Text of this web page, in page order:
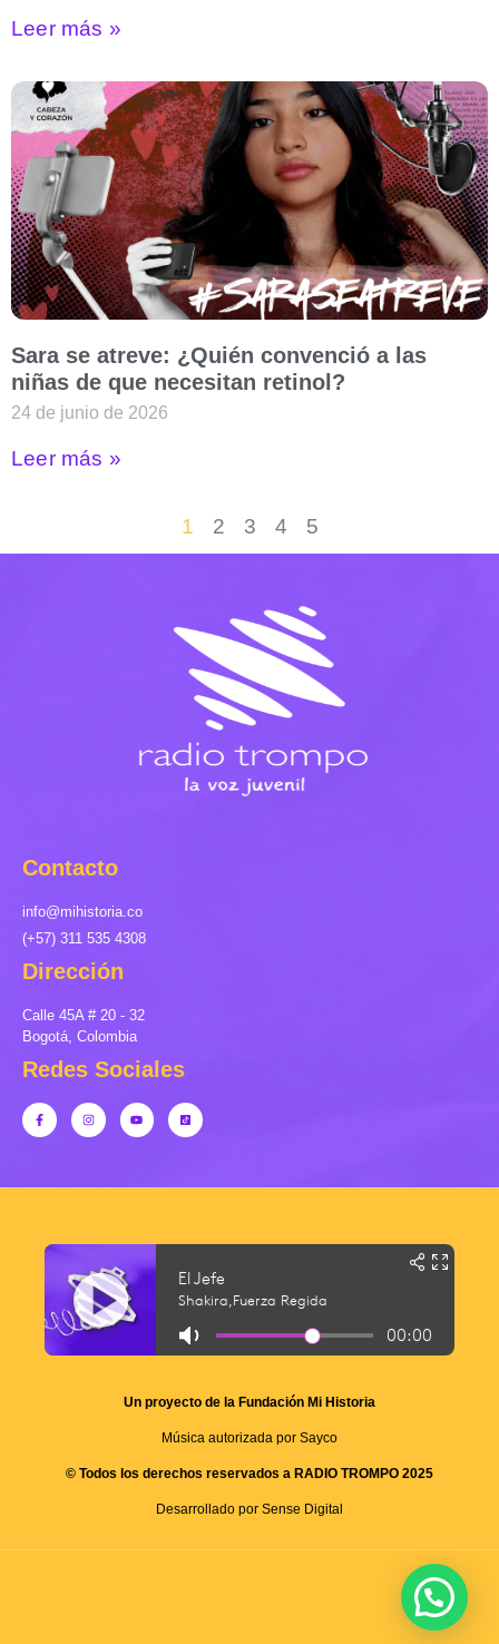
Leer más »
Sara se atreve: ¿Quién convenció a las
niñas de que necesitan retinol?
24 de junio de 2026
Leer más »
1 2 3 4 5
Contacto
info@mihistoria.co
(+57) 311 535 4308
Dirección
Calle 45A # 20 - 32
Bogotá, Colombia
Redes Sociales
Un proyecto de la Fundación Mi Historia
Música autorizada por Sayco
© Todos los derechos reservados a RADIO TROMPO 2025
Desarrollado por Sense Digital